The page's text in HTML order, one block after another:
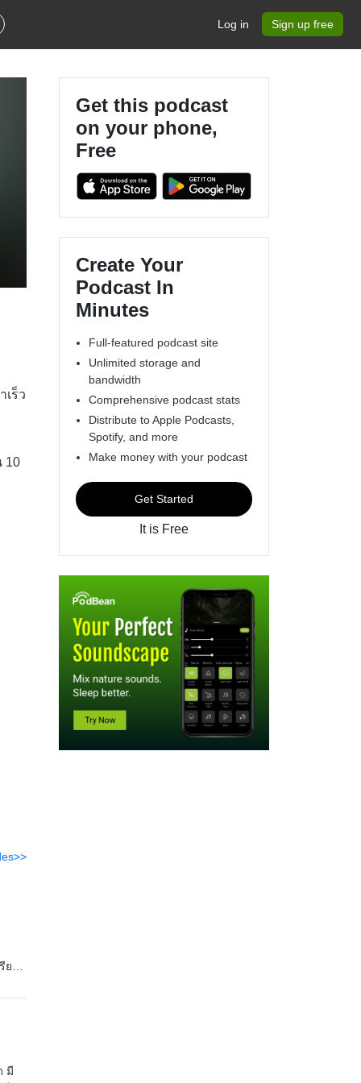
Log in Sign up free
ร็ว
10
ง
มี
Get this podcast
on your phone,
Free
Create Your
Podcast In
Minutes
Full-featured podcast site
Unlimited storage and
bandwidth
Comprehensive podcast stats
Distribute to Apple Podcasts,
Spotify, and more
Make money with your podcast
Get Started
It is Free